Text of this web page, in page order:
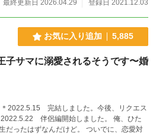
最終更新日 2026.04.29 登録日 2021.12.03
お気に入り追加 5,885
子サマに溺愛されるそうです〜婚
2022.5.15 完結しました。今後、リクエス
伴侶編開始しました。 俺、ひた
だったはずなんだけど。 ついでに、恋愛対